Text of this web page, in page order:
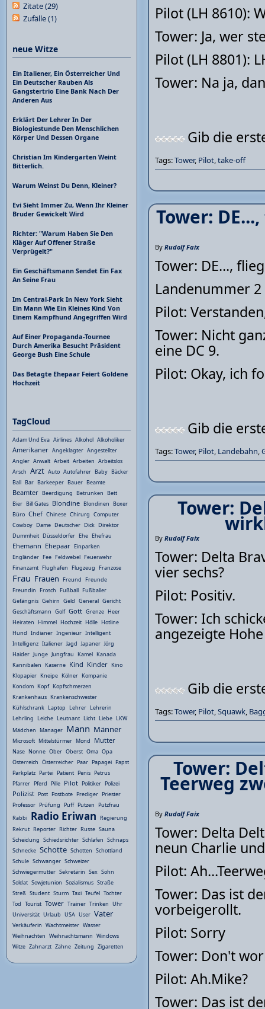
Pilot (LH 8610):
Tower: Ja, wer
Pilot (LH 8801):
Tower: Na ja,
Gib die
Tags:Tower, Pilot,take-off
Tower:
By Rudolf Faix
Tower: DE...,
Landenummer
Pilot:
Tower: Nicht
eine DC 9.
Pilot: Okay, ich
Gib die
Tags:Tower, Pilot, Landebahn,
Tower:
By Rudolf Faix
Tower: Delta
vier sechs?
Pilot: Positiv.
Tower: Ich
angezeigte
Gib die
Tags:Tower, Pilot,Squawk,
Tower:
Teerweg
By Rudolf Faix
Tower: Delta
neun Charlie
Pilot:
Tower: Das ist
vorbeigerollt.
Pilot: Sorry
Tower: Don't
Pilot: Ah.Mike?
Tower: Das ist
Zitate(29)
Zufälle(1)
neue Witze
Ein Italiener, Ein Österreicher Und
Ein Deutscher Rauben Als
Gangstertrio Eine Bank Nach Der
Anderen Aus
Erklärt Der Lehrer In Der
Biologiestunde Den Menschlichen
Körper Und Dessen Organe
Christian Im Kindergarten Weint
Bitterlich.
Warum Weinst Du Denn, Kleiner?
Evi Sieht Immer Zu, Wenn Ihr Kleiner
Bruder Gewickelt Wird
Richter: "Warum Haben Sie Den
Kläger Auf Offener Straße
Verprügelt?"
Ein Geschäftsmann Sendet Ein Fax
An Seine Frau
Im Central-Park In New York Sieht
Ein Mann Wie Ein Kleines Kind Von
Einem Kampfhund Angegriffen Wird
Auf Einer Propaganda-Tournee
Durch Amerika Besucht Präsident
George Bush Eine Schule
Das Betagte Ehepaar Feiert Goldene
Hochzeit
TagCloud
Adam Und Eva Airlines Alkohol Alkoholiker
Amerikaner Angeklagter Angestellter
Angler Anwalt Arbeit Arbeiten Arbeitslos
Arsch Arzt Auto Autofahrer Baby Bäcker
Ball Bar Barkeeper Bauer Beamte
Beamter Beerdigung Betrunken Bett
Bier Bill Gates Blondine Blondinen Boxer
Büro Chef Chinese Chirurg Computer
Cowboy Dame Deutscher Dick Direktor
Dummheit Düsseldorfer Ehe Ehefrau
Ehemann Ehepaar Einparken
Engländer Fee Feldwebel Feuerwehr
Finanzamt Flughafen Flugzeug Franzose
Frau Frauen Freund Freunde
Freundin Frosch Fußball Fußballer
Gefängnis Gehirn Geld General Gericht
Geschäftsmann Golf Gott Grenze Heer
Heiraten Himmel Hochzeit Hölle Hotline
Hund Indianer Ingenieur Intelligent
Intelligenz Italiener Jagd Japaner Jörg
Haider Junge Jungfrau Kamel Kanada
Kannibalen Kaserne Kind Kinder Kino
Klopapier Kneipe Kölner Kompanie
Kondom Kopf Kopfschmerzen
Krankenhaus Krankenschwester
Kühlschrank Laptop Lehrer Lehrerin
Lehrling Leiche Leutnant Licht Liebe LKW
Mädchen Manager Mann Männer
Microsoft Mittelstürmer Mond Mutter
Nase Nonne Ober Oberst Oma Opa
Österreich Österreicher Paar Papagei Papst
Parkplatz Partei Patient Penis Petrus
Pfarrer Pferd Pille Pilot Politiker Polizei
Polizist Post Postbote Prediger Priester
Professor Prüfung Puff Putzen Putzfrau
Rabbi Radio Eriwan Regierung
Rekrut Reporter Richter Russe Sauna
Scheidung Schiedsrichter Schlafen Schnaps
Schnecke Schotte Schotten Schottland
Schule Schwanger Schweizer
Schwiegermutter Sekretärin Sex Sohn
Soldat Sowjetunion Sozialismus Straße
Streß Student Sturm Taxi Teufel Tochter
Tod Tourist Tower Trainer Trinken Uhr
Universität Urlaub USA User Vater
Verkäuferin Wachtmeister Wasser
Weihnachten Weihnachtsmann Windows
Witze Zahnarzt Zähne Zeitung Zigaretten